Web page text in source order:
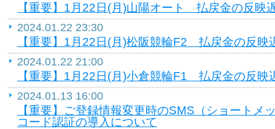
【重要】1月22日(月)山陽オート 払戻金の反映
2024.01.22 23:30
【重要】1月22日(月)松阪競輪F2 払戻金の反映
2024.01.22 21:00
【重要】1月22日(月)小倉競輪F1 払戻金の反映
2024.01.13 16:00
【重要】ご登録情報変更時のSMS（ショートメ
コード認証の導入について